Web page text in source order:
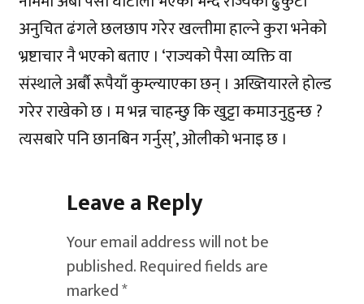
अनुचित ढंगले छलछाप गरेर खल्तीमा हाल्ने कुरा भनेको
भ्रष्टाचार नै भएको बताए । ‘राज्यको पैसा व्यक्ति वा
संस्थाले अर्बौ रूपैयाँ कुम्ल्याएका छन् । अख्तियारले होल्ड
गरेर राखेको छ । म भन्न चाहन्छु कि खुट्टा कमाउनुहुन्छ ?
त्यसबारे पनि छानबिन गर्नुस्’, ओलीको भनाइ छ ।
Leave a Reply
Your email address will not be
published.Required fields are
marked*